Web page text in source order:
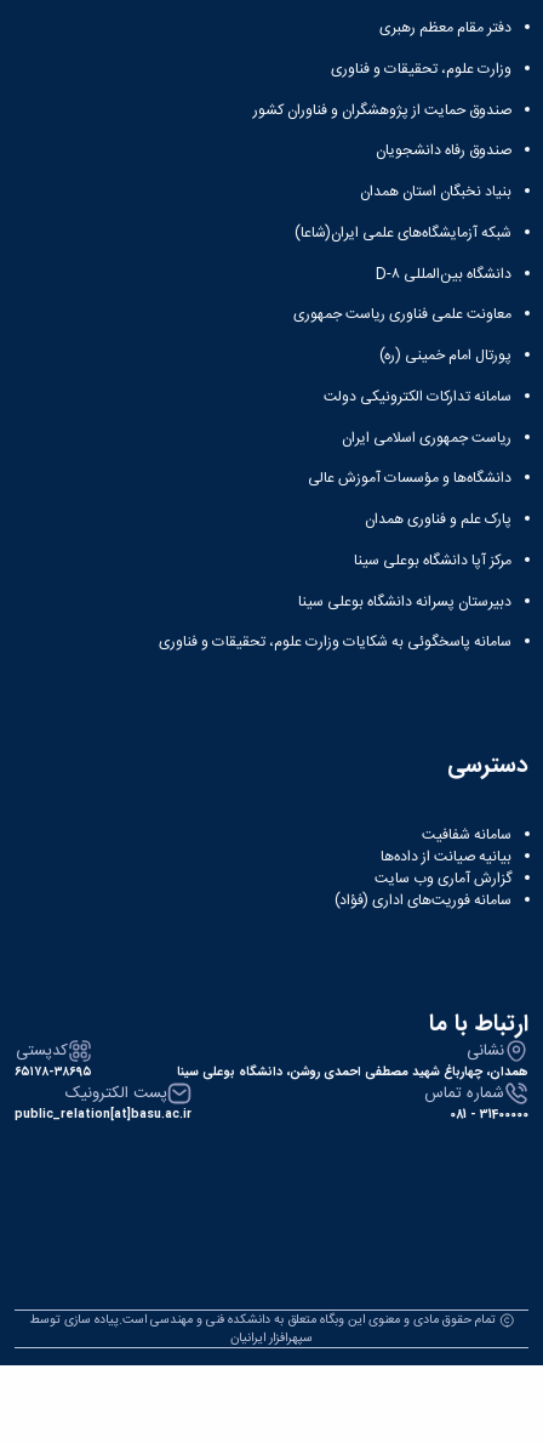
دفتر مقام معظم رهبری
وزارت علوم، تحقیقات و فناوری
صندوق حمایت از پژوهشگران و فناوران کشور
صندوق رفاه دانشجویان
بنیاد نخبگان استان همدان
شبکه آزمایشگاه‌های علمی ایران(شاعا)
دانشگاه بین‌المللی D-۸
معاونت علمی فناوری ریاست جمهوری
پورتال امام خمینی (ره)
سامانه تدارکات الکترونیکی دولت
ریاست جمهوری اسلامی ایران
دانشگاه‌ها و مؤسسات آموزش عالی
پارک علم و فناوری همدان
مرکز آپا دانشگاه بوعلی سینا
دبیرستان پسرانه دانشگاه بوعلی سینا
سامانه پاسخگوئی به شکایات وزارت علوم، تحقیقات و فناوری
دسترسی
سامانه شفافیت
بیانیه صیانت از داده‌ها
گزارش آماری وب‌ سایت
سامانه فوریت‌های اداری (فؤاد)
ارتباط با ما
نشانی
همدان، چهارباغ شهید مصطفی احمدی روشن، دانشگاه بوعلی سینا
کدپستی
۶۵۱۷۸-۳۸۶۹۵
شماره تماس
31400000 - 081
پست الکترونیک
public_relation[at]basu.ac.ir
تمام حقوق مادی و معنوی این وبگاه متعلق به دانشکده فنی و مهندسی است.پیاده سازی توسط
سپهرافزار ایرانیان